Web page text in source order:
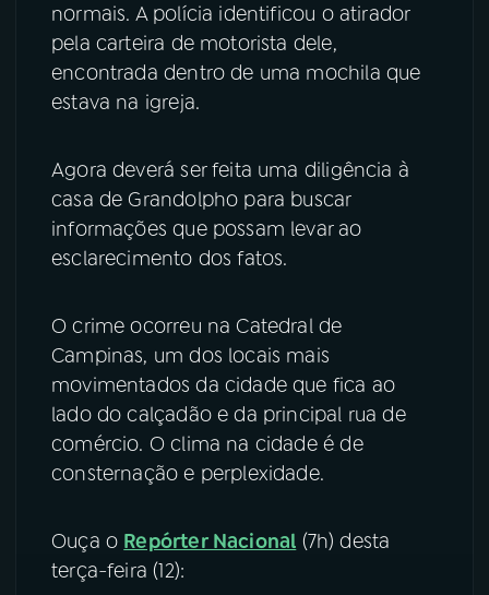
normais. A polícia identificou o atirador
pela carteira de motorista dele,
encontrada dentro de uma mochila que
estava na igreja.
Agora deverá ser feita uma diligência à
casa de Grandolpho para buscar
informações que possam levar ao
esclarecimento dos fatos.
O crime ocorreu na Catedral de
Campinas, um dos locais mais
movimentados da cidade que fica ao
lado do calçadão e da principal rua de
comércio. O clima na cidade é de
consternação e perplexidade.
Ouça o Repórter Nacional (7h) desta
terça-feira (12):